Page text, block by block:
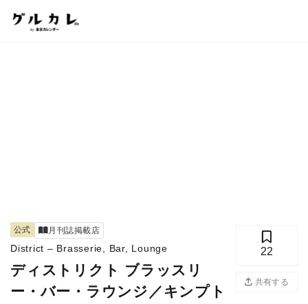
公式 月刊誌掲載店
District – Brasserie, Bar, Lounge
ディストリクト ブラッスリ
ー・バー・ラウンジ／キンプト
22
共有する